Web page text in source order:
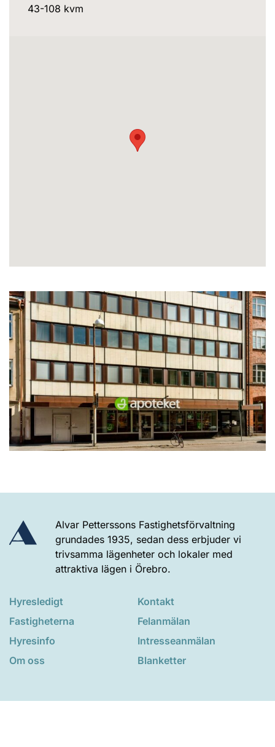
43-108 kvm
Alvar Petterssons Fastighetsförvaltning
grundades 1935, sedan dess erbjuder vi
trivsamma lägenheter och lokaler med
attraktiva lägen i Örebro.
Hyresledigt
Fastigheterna
Hyresinfo
Om oss
Kontakt
Felanmälan
Intresseanmälan
Blanketter